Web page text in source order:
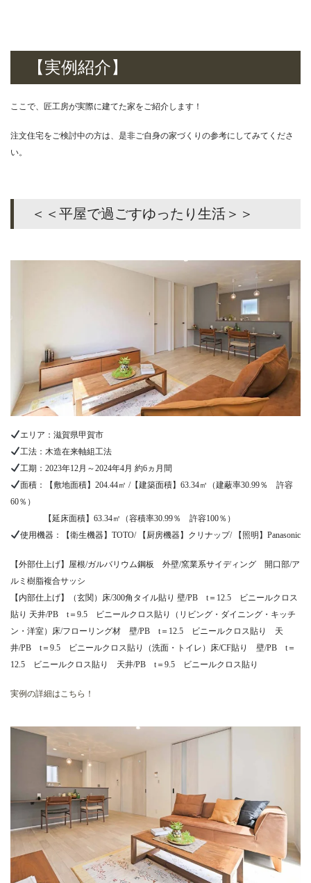
【実例紹介】
ここで、匠工房が実際に建てた家をご紹介します！
注文住宅をご検討中の方は、是非ご自身の家づくりの参考にしてみてくださ
い。
＜＜平屋で過ごすゆったり生活＞＞
エリア：​​滋賀県甲賀市
工法：木造在来軸組工法
工期：2023年12月～2024年4月 約6ヵ月間
面積：【敷地面積】204.44㎡ /【建築面積】63.34㎡（建蔽率30.99％ 許容
60％）
【延床面積】63.34㎡（容積率30.99％ 許容100％）
使用機器：【衛生機器】TOTO/ 【厨房機器】クリナップ/ 【照明】Panasonic
【外部仕上げ】屋根/ガルバリウム鋼板 外壁/窯業系サイディング 開口部/ア
ルミ樹脂複合サッシ
【内部仕上げ】（玄関）床/300角タイル貼り 壁/PB t＝12.5 ビニールクロス
貼り 天井/PB t＝9.5 ビニールクロス貼り（リビング・ダイニング・キッチ
ン・洋室）床/フローリング材 壁/PB t＝12.5 ビニールクロス貼り 天
井/PB t＝9.5 ビニールクロス貼り（洗面・トイレ）床/CF貼り 壁/PB t＝
12.5 ビニールクロス貼り 天井/PB t＝9.5 ビニールクロス貼り
実例の詳細はこちら！